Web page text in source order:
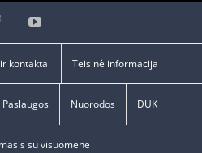
FacebookYouTube
kontaktai Teisinė informacija
Paslaugos Nuorodos DUK
su visuomene